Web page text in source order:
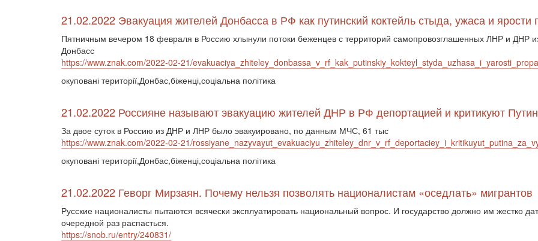
21.02.2022 Эвакуация жителей Донбасса в РФ как путинский коктейль стыда, ужаса и
Пятничным вечером 18 февраля в Россию хлынули потоки беженцев с территорий самопровозглашенных ЛНР и ДНР
Донбасс
https://www.znak.com/2022-02-21/
окуповані території,Донбас,біженці,соціальна політика
21.02.2022 Россияне называют эвакуацию жителей ДНР в РФ депортацией и критикуют
За двое суток в Россию из ДНР и ЛНР было эвакуировано, по данным МЧС, 61 тыс
https://www.znak.com/2022-02-21/
окуповані території,Донбас,біженці,соціальна політика
21.02.2022 Геворг Мирзаян. Почему нельзя позволять националистам «оседлать» мигрантов
Русские националисты пытаются всячески эксплуатировать национальный вопрос. И государство должно им жестко
очередной раз распасться.
https://snob.ru/entry/240831/